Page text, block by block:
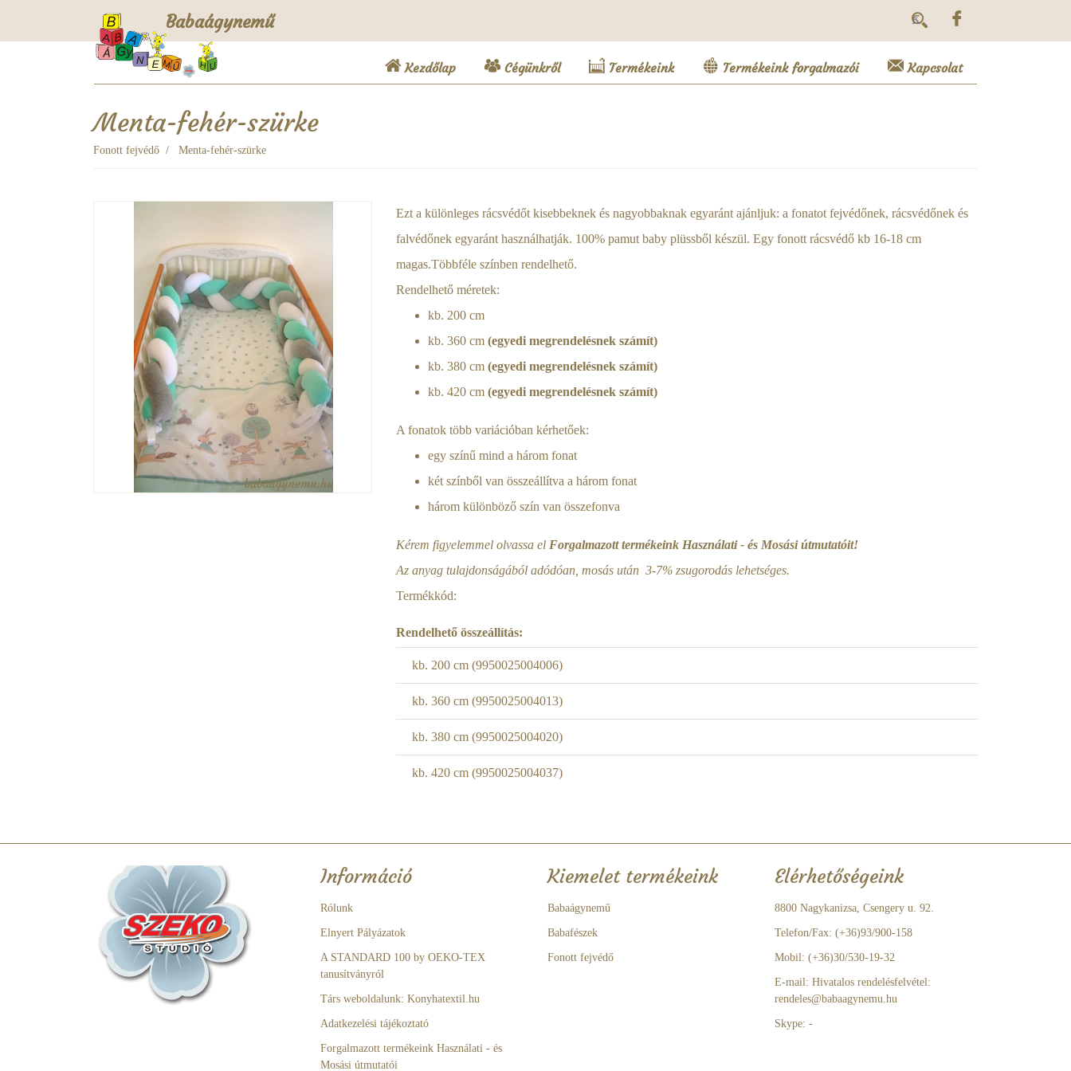
Babaágynemű
Kezdőlap (current)Cégünkről Termékeink Termékeink forgalmazói Kapcsolat
Menta-fehér-szürke
Fonott fejvédő Menta-fehér-szürke
Ezt a különleges rácsvédőt kisebbeknek és nagyobbaknak egyaránt ajánljuk: a fonatot fejvédőnek, rácsvédőnek és
falvédőnek egyaránt használhatják. 100% pamut baby plüssből készül. Egy fonott rácsvédő kb 16-18 cm
magas.Többféle színben rendelhető.
Rendelhető méretek:
kb. 200 cm
kb. 360 cm (egyedi megrendelésnek számít)
kb. 380 cm (egyedi megrendelésnek számít)
kb. 420 cm (egyedi megrendelésnek számít)
A fonatok több variációban kérhetőek:
egy színű mind a három fonat
két színből van összeállítva a három fonat
három különböző szín van összefonva
Kérem figyelemmel olvassa el Forgalmazott termékeink Használati - és Mosási útmutatóit!
Az anyag tulajdonságából adódóan, mosás után 3-7% zsugorodás lehetséges.
Termékkód:
Rendelhető összeállítás:
kb. 200 cm (9950025004006)
kb. 360 cm (9950025004013)
kb. 380 cm (9950025004020)
kb. 420 cm (9950025004037)
Információ
Rólunk
Elnyert Pályázatok
A STANDARD 100 by OEKO-TEX
tanusítványról
Társ weboldalunk: Konyhatextil.hu
Adatkezelési tájékoztató
Forgalmazott termékeink Használati - és
Mosási útmutatói
Kiemelet termékeink
Babaágynemű
Babafészek
Fonott fejvédő
Elérhetőségeink
8800 Nagykanizsa, Csengery u. 92.
Telefon/Fax: (+36)93/900-158
Mobil: (+36)30/530-19-32
E-mail: Hivatalos rendelésfelvétel:
rendeles@babaagynemu.hu
Skype: -